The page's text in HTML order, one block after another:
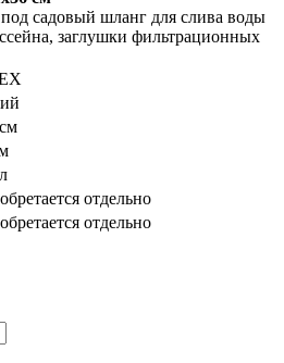
садовый шланг для слива воды
заглушки фильтрационных
отдельно
отдельно